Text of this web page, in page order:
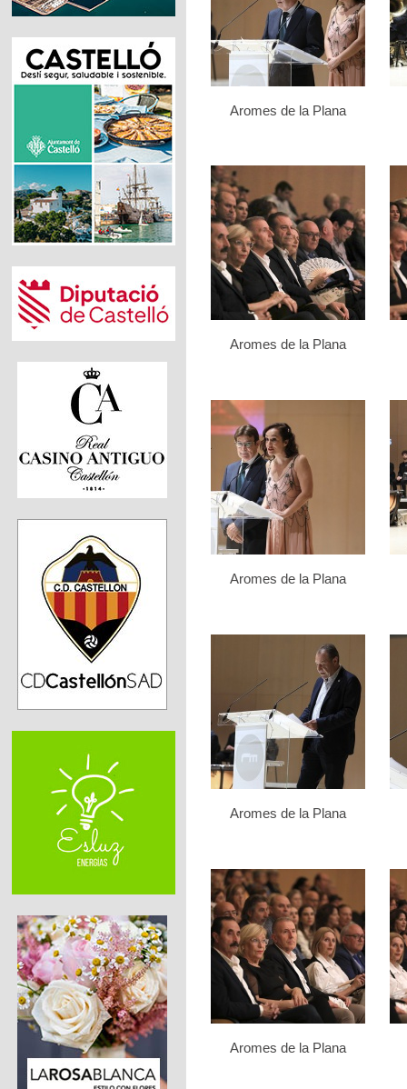
Aromes de la Plana
Aromes de la Plana
Aromes de la Plana
Aromes de la Plana
Aromes de la Plana